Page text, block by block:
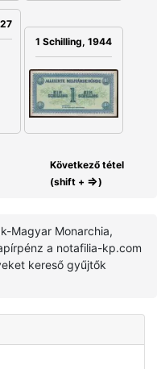
1 Schilling, 1944
Következő tétel
(shift + ⇒)
Magyar Monarchia,
a notafilia-kp.com
kereső gyűjtők